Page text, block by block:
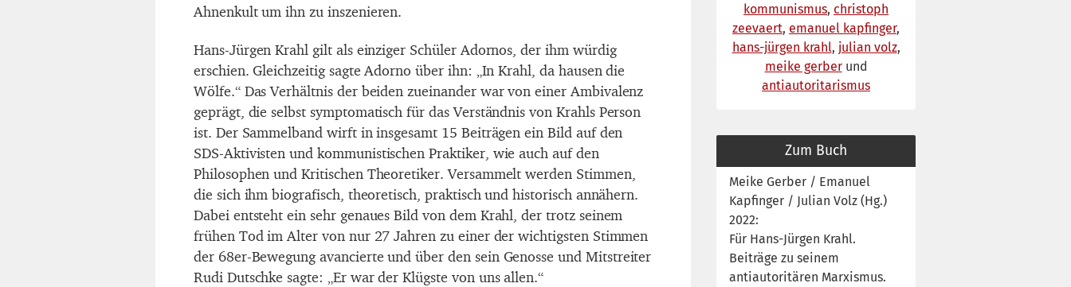
Ahnenkult um ihn zu inszenieren.
Hans-Jürgen Krahl gilt als einziger Schüler Adornos, der ihm würdig
erschien. Gleichzeitig sagte Adorno über ihn: „In Krahl, da hausen die
Wölfe.“ Das Verhältnis der beiden zueinander war von einer Ambivalenz
geprägt, die selbst symptomatisch für das Verständnis von Krahls Person
ist. Der Sammelband wirft in insgesamt 15 Beiträgen ein Bild auf den
SDS-Aktivisten und kommunistischen Praktiker, wie auch auf den
Philosophen und Kritischen Theoretiker. Versammelt werden Stimmen,
die sich ihm biografisch, theoretisch, praktisch und historisch annähern.
Dabei entsteht ein sehr genaues Bild von dem Krahl, der trotz seinem
frühen Tod im Alter von nur 27 Jahren zu einer der wichtigsten Stimmen
der 68er-Bewegung avancierte und über den sein Genosse und Mitstreiter
Rudi Dutschke sagte: „Er war der Klügste von uns allen.“
kommunismus christoph
zeevaert emanuel kapfinger
hans-jürgen krahl julian volz
meike gerber
antiautoritarismus
Zum Buch
Meike Gerber / Emanuel
Kapfinger / Julian Volz (Hg.)
2022:
Für Hans-Jürgen Krahl.
Beiträge zu seinem
antiautoritären Marxismus.